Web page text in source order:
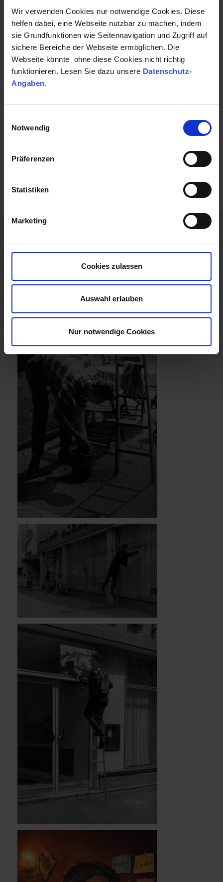
Wir verwenden Cookies nur notwendige Cookies. Diese
helfen dabei, eine Webseite nutzbar zu machen, indem
sie Grundfunktionen wie Seitennavigation und Zugriff auf
sichere Bereiche der Webseite ermöglichen. Die
Webseite könnte ohne diese Cookies nicht richtig
funktionieren. Lesen Sie dazu unsere Datenschutz-
Angaben.
Notwendig
Präferenzen
Statistiken
Marketing
Cookies zulassen
Auswahl erlauben
Nur notwendige Cookies
?
Glasreiniger
Mitarbeiter*in ( Gebäudereiniger*in ) in Teilzeit oder auch Minijob
Bewerbung einfach an meine Kontaktdaten senden.